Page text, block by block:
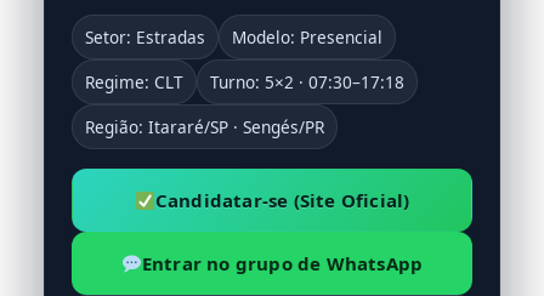
Setor: Estradas
Modelo: Presencial
Regime: CLT
Turno: 5×2 · 07:30–17:18
Região: Itararé/SP · Sengés/PR
Candidatar-se (Site Oficial)
Entrar no grupo de WhatsApp